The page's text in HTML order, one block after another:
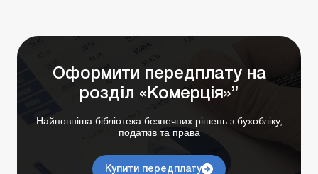
Оформити передплату на
розділ «Комерція»”
Найповніша бібліотека безпечних рішень з бухобліку,
податків та права
Купити передплату